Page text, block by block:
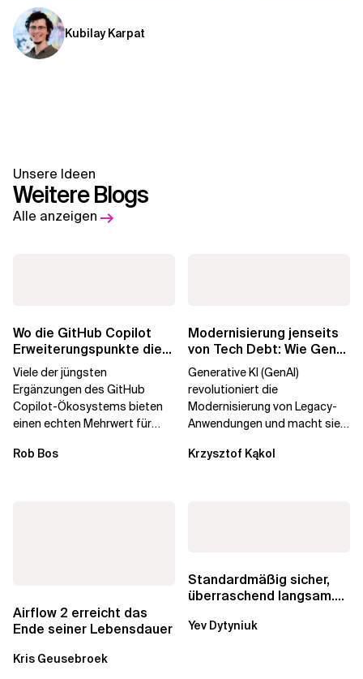
Kubilay Karpat
Unsere Ideen
Weitere Blogs
Alle anzeigen
Wo die GitHub Copilot
Erweiterungspunkte die
Governance brechen
Viele der jüngsten
Ergänzungen des GitHub
Copilot-Ökosystems bieten
einen echten Mehrwert für
aber auch die...
Rob Bos
Modernisierung jenseits
von Tech Debt: Wie GenAI
die
Generative KI (GenAI)
revolutioniert die
Modernisierung von Legacy-
Anwendungen und macht sie
Durch die Automatisierung...
Krzysztof Kąkol
Airflow 2 erreicht das
Ende seiner Lebensdauer
Kris Geusebroek
Standardmäßig sicher,
überraschend langsam.
über die RDS...
Yev Dytyniuk